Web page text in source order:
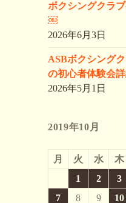
ボクシングクラ
￼
2026年6月3日
ASBボクシング
の初心者体験会
2026年5月1日
2019年10月
月 火 水 木
1
2 3
7
8 9 10